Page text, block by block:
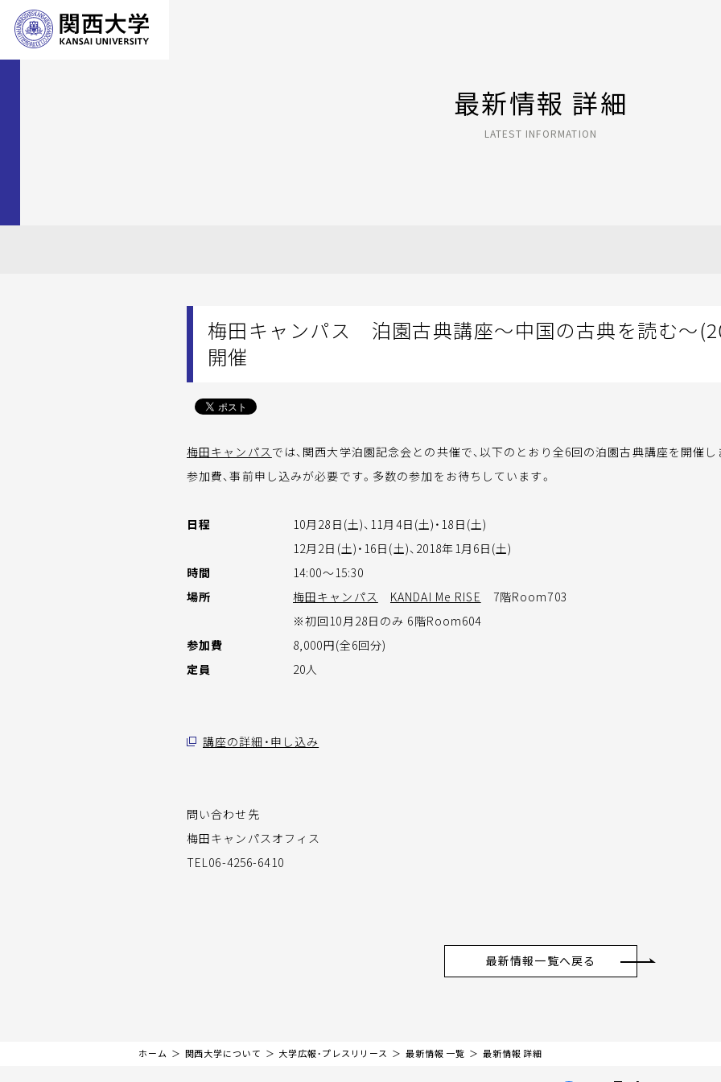
最新情報 詳細
LATEST INFORMATION
梅田キャンパス 泊園古典講座～中国の古典を読む～
開催
梅田キャンパスでは、関西大学泊園記念会との共催で、以下のとおり全6回の泊園古典講座を開催し
参加費、事前申し込みが必要です。多数の参加をお待ちしています。
日程
10月28日(土)、11月4日(土)・18日(土)
12月2日(土)・16日(土)、2018年1月6日(土)
時間
14:00～15:30
場所
梅田キャンパス KANDAI Me RISE 7階Room703
※初回10月28日のみ 6階Room604
参加費
8,000円(全6回分)
定員
20人
講座の詳細・申し込み
問い合わせ先
梅田キャンパスオフィス
TEL06-4256-6410
最新情報一覧へ戻る
ホーム 関西大学について 大学広報・プレスリリース 最新情報 一覧 最新情報 詳細